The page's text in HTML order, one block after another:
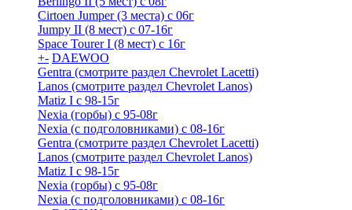
Cirtoen Jumper (3 места) с 06г
Jumpy II (8 мест) с 07-16г
Space Tourer I (8 мест) с 16г
+- DAEWOO
Gentra (смотрите раздел Chevrolet Lacetti)
Lanos (смотрите раздел Chevrolet Lanos)
Matiz I с 98-15г
Nexia (горбы) с 95-08г
Nexia (с подголовниками) с 08-16г
Gentra (смотрите раздел Chevrolet Lacetti)
Lanos (смотрите раздел Chevrolet Lanos)
Matiz I с 98-15г
Nexia (горбы) с 95-08г
Nexia (с подголовниками) с 08-16г